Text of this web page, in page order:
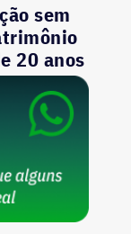
sem
20 anos